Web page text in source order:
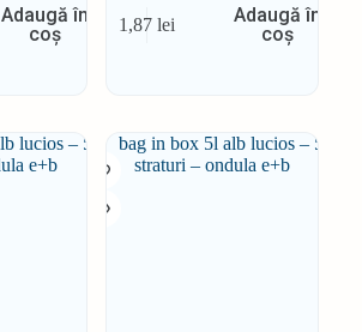
Adaugă în
coș
1,87lei
Adaugă în
coș